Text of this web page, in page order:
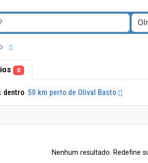
0
dentro 50 km perto de Olival Basto
Nenhum resultado. Redefine